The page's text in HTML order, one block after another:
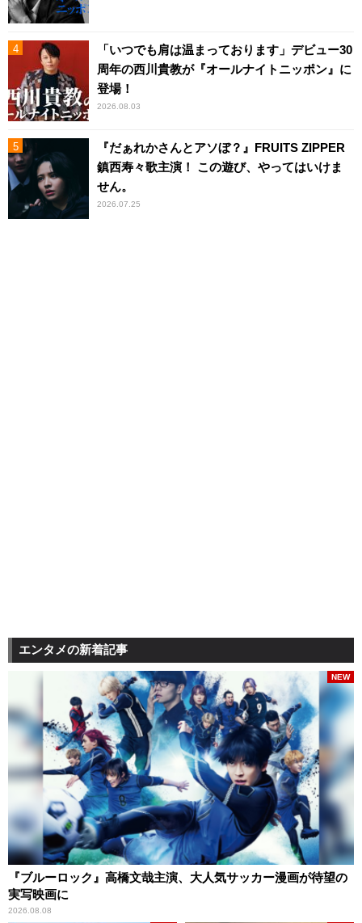
「いつでも肩は温まっております」デビュー30
周年の西川貴教が『オールナイトニッポン』に
登場！
2026.08.03
『だぁれかさんとアソぼ？』FRUITS ZIPPER
鎮西寿々歌主演！ この遊び、やってはいけま
せん。
2026.07.25
エンタメの新着記事
『ブルーロック』高橋文哉主演、大人気サッカー漫画が待望の
実写映画に
2026.08.08
NEW